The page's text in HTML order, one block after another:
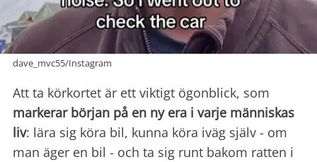
dave_mvc55/Instagram
Att ta körkortet är ett viktigt ögonblick, som
markerar början på en ny era i varje människas
liv: lära sig köra bil, kunna köra iväg själv - om
man äger en bil - och ta sig runt bakom ratten i